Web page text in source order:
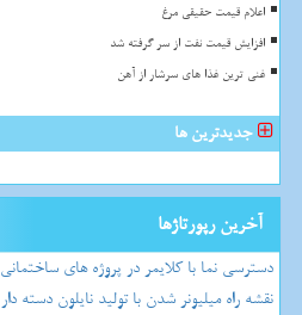
اعلام قیمت حقیقی مرغ
افزایش قیمت نفت از سر گرفته شد
غنی ترین غذا های سرشار از آهن
جدیدترین ها
آخرین رپورتاژها
دسترسی نما با کلایمر در پروژه های ساختمانی
نقشه راه میلیونر شدن با تولید نایلون دسته دار